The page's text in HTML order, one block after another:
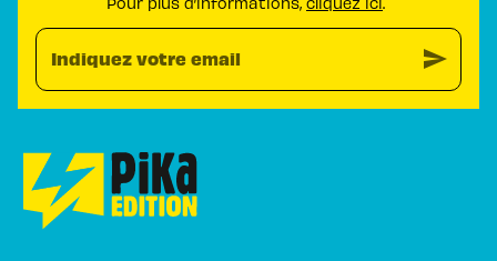
Indiquez votre email send